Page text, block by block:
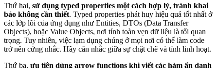
Thứ hai, sử dụng typed properties một cách hợp lý, tránh khai
báo không cần thiết. Typed properties phát huy hiệu quả tốt nhất ở
các lớp lõi của ứng dụng như Entities, DTOs (Data Transfer
Objects), hoặc Value Objects, nơi tính toàn vẹn dữ liệu là tối quan
trọng. Tuy nhiên, việc lạm dụng chúng ở mọi nơi có thể làm code
trở nên cứng nhắc. Hãy cân nhắc giữa sự chặt chẽ và tính linh hoạt.
Thứ ba, ưu tiên dùng arrow functions khi viết các hàm ẩn danh